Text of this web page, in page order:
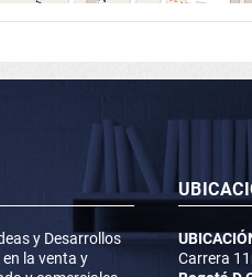
y Desarrollos
la venta y
Carrera